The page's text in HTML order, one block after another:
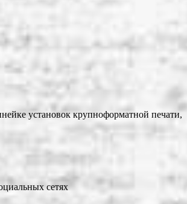
установок крупноформатной печати,
сетях